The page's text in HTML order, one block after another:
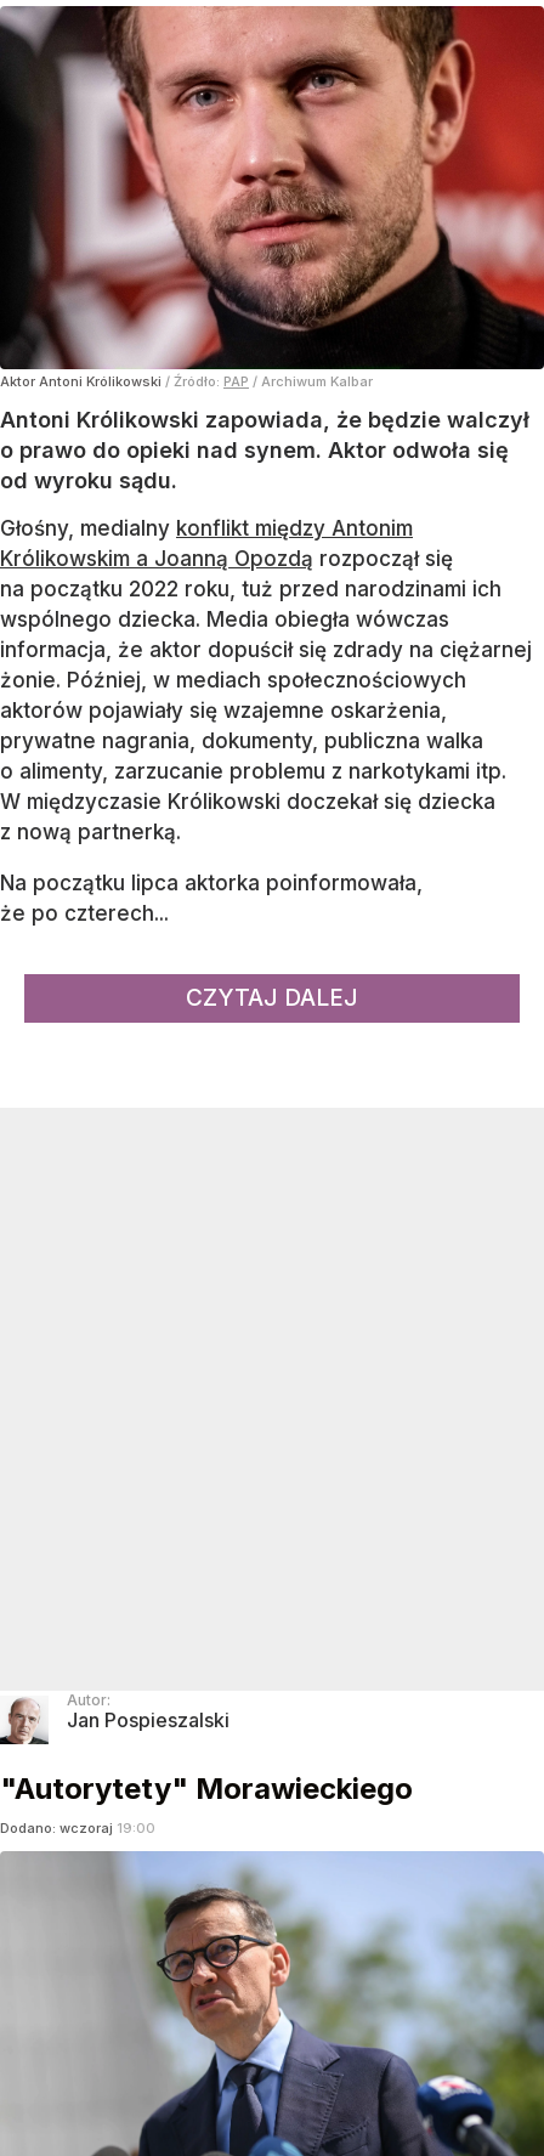
Aktor Antoni Królikowski / Źródło: PAP / Archiwum Kalbar
Antoni Królikowski zapowiada, że będzie walczył
o prawo do opieki nad synem. Aktor odwoła się
od wyroku sądu.
Głośny, medialny konflikt między Antonim
Królikowskim a Joanną Opozdą rozpoczął się
na początku 2022 roku, tuż przed narodzinami ich
wspólnego dziecka. Media obiegła wówczas
informacja, że aktor dopuścił się zdrady na ciężarnej
żonie. Później, w mediach społecznościowych
aktorów pojawiały się wzajemne oskarżenia,
prywatne nagrania, dokumenty, publiczna walka
o alimenty, zarzucanie problemu z narkotykami itp.
W międzyczasie Królikowski doczekał się dziecka
z nową partnerką.
Na początku lipca aktorka poinformowała,
że po czterech...
CZYTAJ DALEJ
Autor:
Jan Pospieszalski
"Autorytety" Morawieckiego
Dodano: wczoraj 19:00